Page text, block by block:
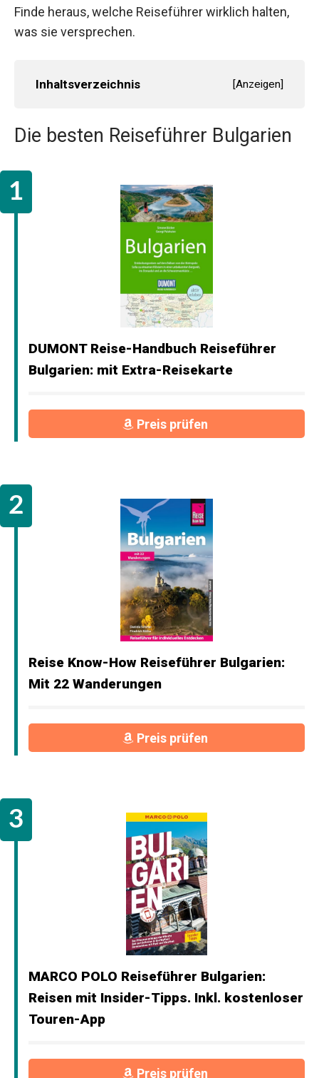
Finde heraus, welche Reiseführer wirklich halten,
was sie versprechen.
Inhaltsverzeichnis [Anzeigen]
Die besten Reiseführer Bulgarien
DUMONT Reise-Handbuch Reiseführer
Bulgarien: mit Extra-Reisekarte
Preis prüfen
Reise Know-How Reiseführer Bulgarien:
Mit 22 Wanderungen
Preis prüfen
MARCO POLO Reiseführer Bulgarien:
Reisen mit Insider-Tipps. Inkl. kostenloser
Touren-App
Preis prüfen